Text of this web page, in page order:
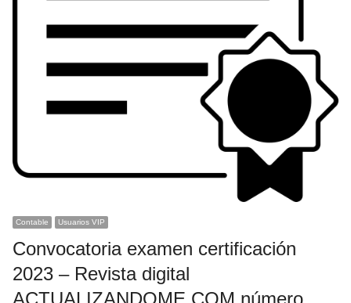
Contable Usuarios VIP
Convocatoria examen certificación
2023 – Revista digital
ACTUALIZANDOME.COM número